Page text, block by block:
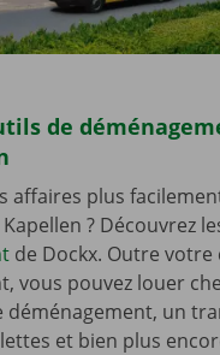
de
affaires plus
? Découvrez
de Dockx. Outre votre
vous pouvez louer
déménagement, un
et bien plus